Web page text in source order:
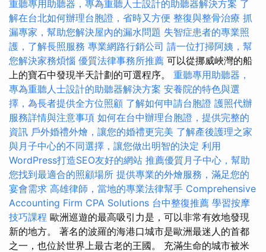
重聽專用助聽器，專為重聽人士設計的助聽器解決方案 了
解在台北如何辦理台胞證，省時又方便 整復與整骨治療 抓
漏專家，幫助您解決屋內的漏水問題 失智症患者的專業照
護，了解長照服務 專業網路行銷公司 請一位打掃阿姨，幫
您解決家務煩惱 優質法律事務所推薦 可以從挪威峽灣的船
上的寶石中發現半天計劃的可選程序。 重聽專用助聽器，
專為重聽人士設計的助聽器解決方案 安養院的特色與選
擇，為長者提供全方位照顧 了解如何申請台胞證 護照代辦
服務詳情與注意事項 如何在台中辦理台胞證，提供完整的
資訊 戶外婚禮外燴，讓您的婚禮更完美 了解產後護理之家
與月子中心的不同選擇，讓您做出明智的決定 利用
WordPress打造SEO友好的網站 推薦優質月子中心，幫助
您找到最適合的照顧場所 提供專業的外燴服務，滿足您的
宴會需求 高雄律師，當地的專業法律幫手 Comprehensive
Accounting Firm CPA Solutions 台中整復推薦 學習按摩
技巧課程 歐洲巡遊的最高吸引力是，可以非常有效地發現
新的地方。 著名的波羅的海港口城市是歐洲最迷人的首都
之一，也位於世界上最古老的王國。 充滿生命的城市被米